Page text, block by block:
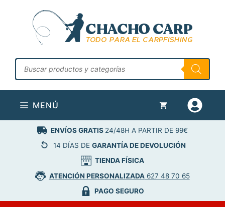
contenido
Búsqueda
de
productos
MENÚ
ENVÍOS GRATIS 24/48H A PARTIR DE 99€
14 DÍAS DE GARANTÍA DE DEVOLUCIÓN
TIENDA FÍSICA
ATENCIÓN PERSONALIZADA627 48 70 65
PAGO SEGURO